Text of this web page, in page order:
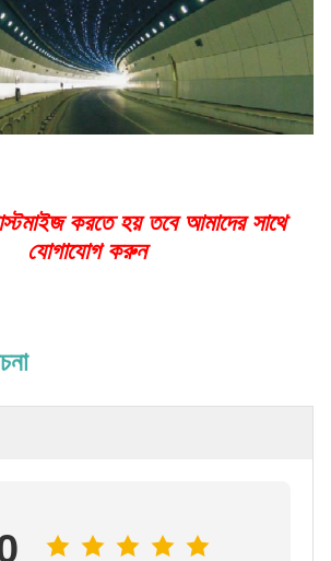
করতে হয় তবে আমাদের সাথে
যোগাযোগ করুন